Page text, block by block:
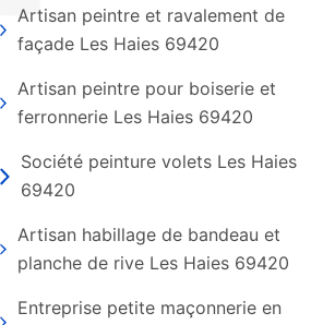
Artisan peintre et ravalement de
façade Les Haies 69420
Artisan peintre pour boiserie et
ferronnerie Les Haies 69420
Société peinture volets Les Haies
69420
Artisan habillage de bandeau et
planche de rive Les Haies 69420
Entreprise petite maçonnerie en